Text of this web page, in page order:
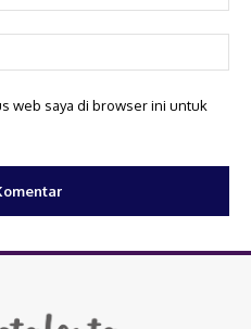
web saya di browser ini untuk